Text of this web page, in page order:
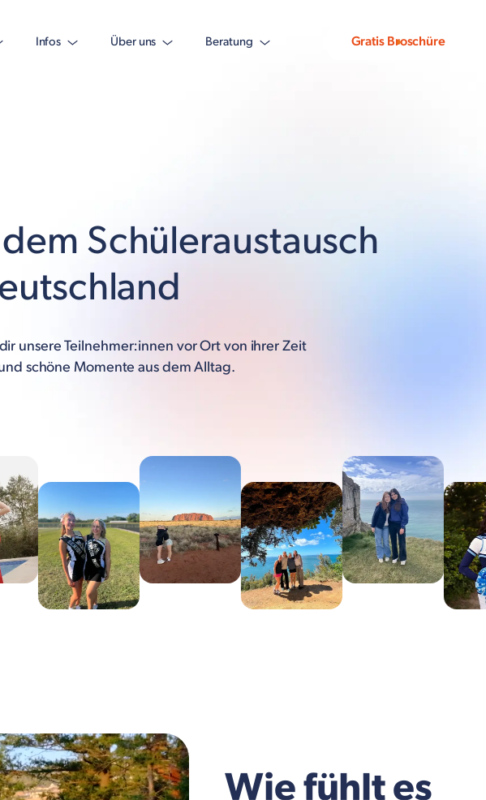
Infos Über uns Beratung Gratis Broschüre
Schüleraustausch
unsere Teilnehmer:innen vor Ort von ihrer Zeit
schöne Momente aus dem Alltag.
Wie fühlt es